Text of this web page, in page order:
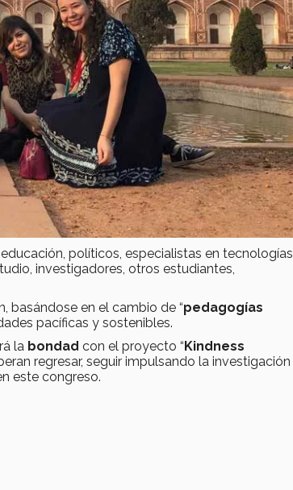
políticos, especialistas en tecnologías
investigadores, otros estudiantes,
basándose en el cambio de “pedagogías
pacíficas y sostenibles.
la bondad con el proyecto “ Kindness
regresar, seguir impulsando la investigación
este congreso.